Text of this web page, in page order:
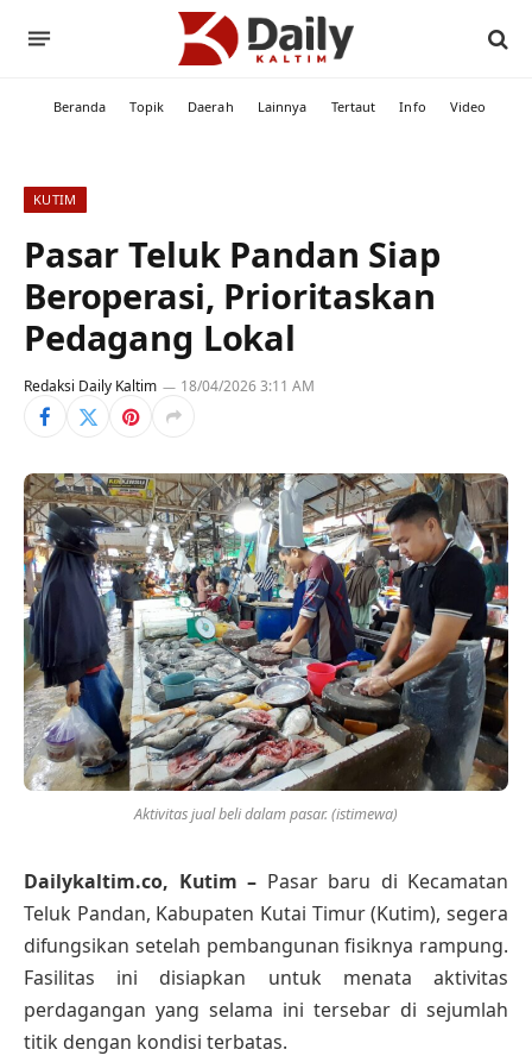
Beranda Topik Daerah Lainnya Tertaut Info Video
KUTIM
Pasar Teluk Pandan Siap
Beroperasi, Prioritaskan
Pedagang Lokal
Redaksi Daily Kaltim 18/04/2026 3:11 AM
Aktivitas jual beli dalam pasar. (istimewa)
Dailykaltim.co, Kutim – Pasar baru di Kecamatan
Teluk Pandan, Kabupaten Kutai Timur (Kutim), segera
difungsikan setelah pembangunan fisiknya rampung.
Fasilitas ini disiapkan untuk menata aktivitas
perdagangan yang selama ini tersebar di sejumlah
titik dengan kondisi terbatas.